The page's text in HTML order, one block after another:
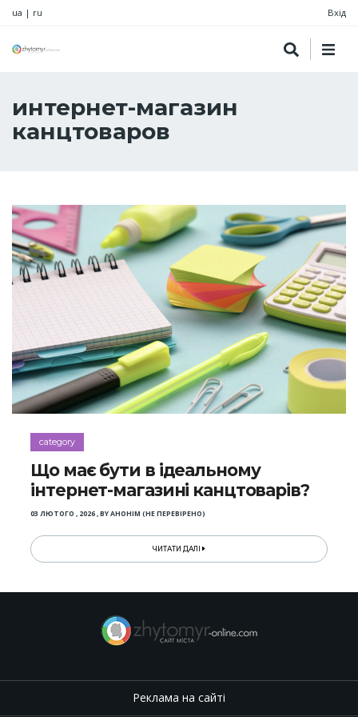
ua | ru Вхід
интернет-магазин
канцтоваров
category
Що має бути в ідеальному
інтернет-магазині канцтоварів?
03 ЛЮТОГО , 2026,BYАНОНІМ (НЕ ПЕРЕВІРЕНО)
ЧИТАТИ ДАЛІ
Реклама на сайті